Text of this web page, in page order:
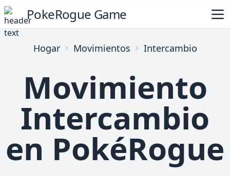
PokeRogue Game
Hogar Movimientos Intercambio
Movimiento
Intercambio
en PokéRogue